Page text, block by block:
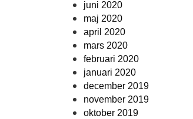
juni 2020
maj 2020
april 2020
mars 2020
februari 2020
januari 2020
december 2019
november 2019
oktober 2019